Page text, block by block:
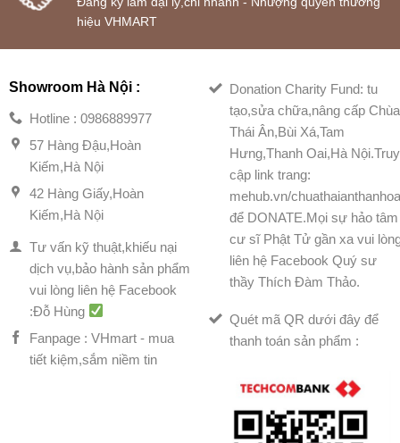
hiệu VHMART
Showroom Hà Nội :
Hotline : 0986889977
57 Hàng Đậu,Hoàn
Kiếm,Hà Nội
42 Hàng Giấy,Hoàn
Kiếm,Hà Nội
Tư vấn kỹ thuật,khiếu nại
dịch vụ,bảo hành sản phẩm
vui lòng liên hệ Facebook
:Đỗ Hùng
Fanpage : VHmart - mua
tiết kiệm,sắm niềm tin
Donation Charity Fund: tu
tạo,sửa chữa,nâng cấp Chùa
Thái Ân,Bùi Xá,Tam
Hưng,Thanh Oai,Hà Nội.Truy
cập link trang:
mehub.vn/
để DONATE.Mọi sự hảo tâm
cư sĩ Phật Tử gần xa vui
liên hệ Facebook Quý sư
thầy Thích Đàm Thảo.
Quét mã QR dưới đây để
thanh toán sản phẩm :